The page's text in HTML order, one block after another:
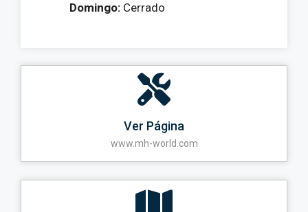
Domingo: Cerrado
Ver Página
www.mh-world.com